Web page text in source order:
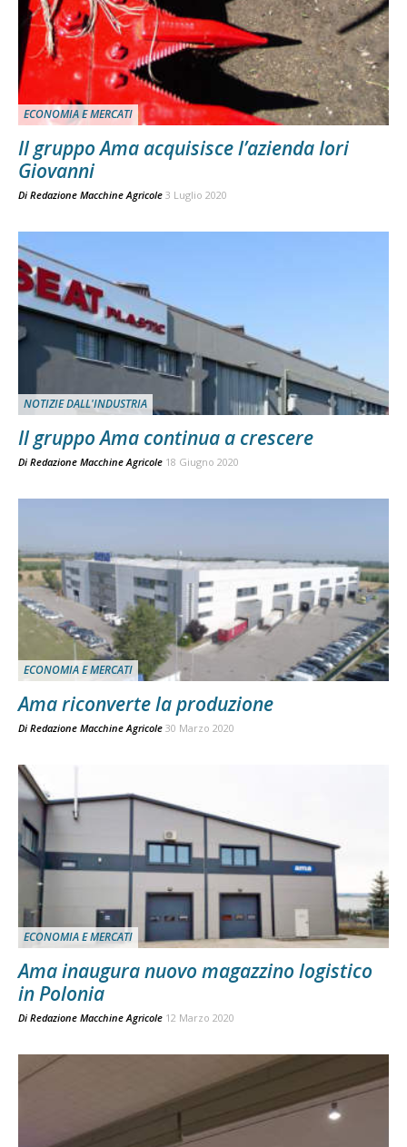
ECONOMIA E MERCATI
Il gruppo Ama acquisisce l’azienda Iori
Giovanni
Di Redazione Macchine Agricole 3 Luglio 2020
NOTIZIE DALL'INDUSTRIA
Il gruppo Ama continua a crescere
Di Redazione Macchine Agricole 18 Giugno 2020
ECONOMIA E MERCATI
Ama riconverte la produzione
Di Redazione Macchine Agricole 30 Marzo 2020
ECONOMIA E MERCATI
Ama inaugura nuovo magazzino logistico
in Polonia
Di Redazione Macchine Agricole 12 Marzo 2020